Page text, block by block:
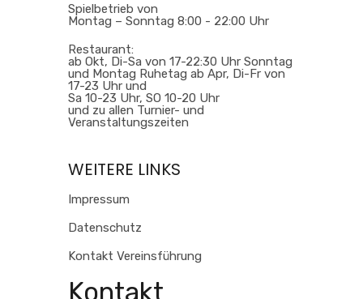
Spielbetrieb von
Montag – Sonntag 8:00 - 22:00 Uhr
Restaurant:
ab Okt, Di-Sa von 17-22:30 Uhr Sonntag
und Montag Ruhetag ab Apr, Di-Fr von
17-23 Uhr und
Sa 10-23 Uhr, SO 10-20 Uhr
und zu allen Turnier- und
Veranstaltungszeiten
WEITERE LINKS
Impressum
Datenschutz
Kontakt Vereinsführung
Kontakt